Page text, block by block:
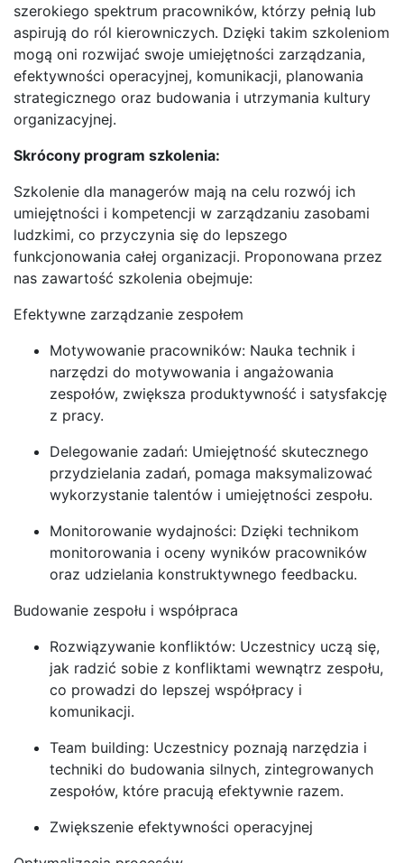
szerokiego spektrum pracowników, którzy pełnią lub
aspirują do ról kierowniczych. Dzięki takim szkoleniom
mogą oni rozwijać swoje umiejętności zarządzania,
efektywności operacyjnej, komunikacji, planowania
strategicznego oraz budowania i utrzymania kultury
organizacyjnej.
Skrócony program szkolenia:
Szkolenie dla managerów mają na celu rozwój ich
umiejętności i kompetencji w zarządzaniu zasobami
ludzkimi, co przyczynia się do lepszego
funkcjonowania całej organizacji. Proponowana przez
nas zawartość szkolenia obejmuje:
Efektywne zarządzanie zespołem
Motywowanie pracowników: Nauka technik i
narzędzi do motywowania i angażowania
zespołów, zwiększa produktywność i satysfakcję
z pracy.
Delegowanie zadań: Umiejętność skutecznego
przydzielania zadań, pomaga maksymalizować
wykorzystanie talentów i umiejętności zespołu.
Monitorowanie wydajności: Dzięki technikom
monitorowania i oceny wyników pracowników
oraz udzielania konstruktywnego feedbacku.
Budowanie zespołu i współpraca
Rozwiązywanie konfliktów: Uczestnicy uczą się,
jak radzić sobie z konfliktami wewnątrz zespołu,
co prowadzi do lepszej współpracy i
komunikacji.
Team building: Uczestnicy poznają narzędzia i
techniki do budowania silnych, zintegrowanych
zespołów, które pracują efektywnie razem.
Zwiększenie efektywności operacyjnej